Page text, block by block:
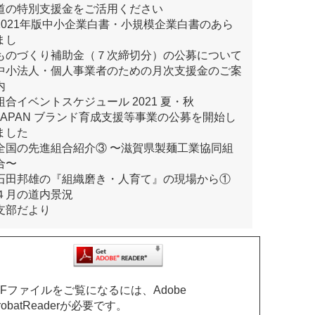
の特別支援金をご活用ください
年版中小企業白書・小規模企業白書のあら
し
のづくり補助金（７次締切分）の公募について
小法人・個人事業者のための月次支援金のご案
合イベントスケジュール 2021 夏・秋
ブランド育成支援等事業の公募を開始し
した
国の先進組合紹介③ 〜滋賀県製麺工業協同組
〜
田邦雄の『組織磨き・人育て』の現場から①
月の道内景況
部だより
ファイルをご覧になるには、Adobe
が必要です。